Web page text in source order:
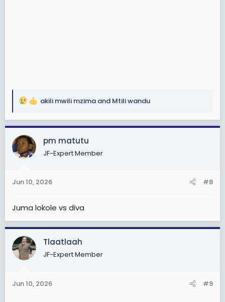
R
a
c
t
i
s
akili mwili mzima and Mtili wandu
pm matutu
JF-Expert Member
Jun 10, 2026 #8
Juma lokole vs diva
Tlaatlaah
JF-Expert Member
Jun 10, 2026 #9